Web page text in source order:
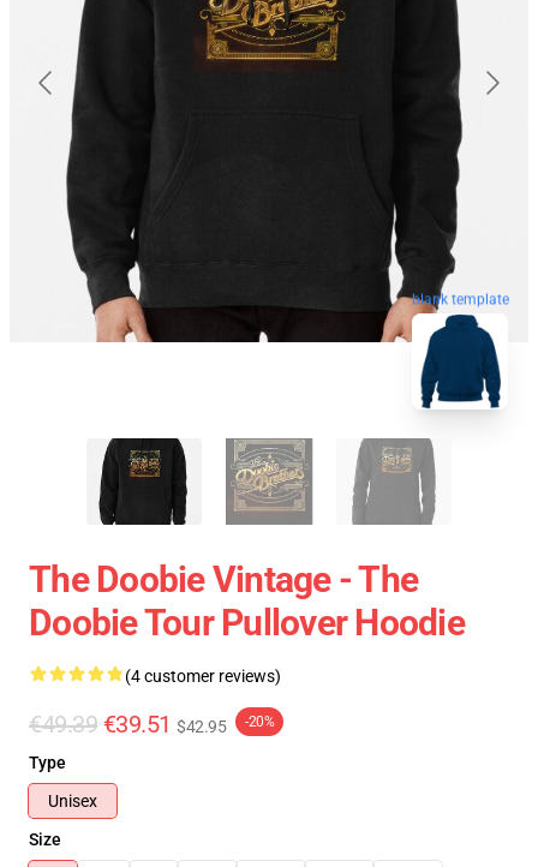
blank template
The Doobie Vintage - The
Doobie Tour Pullover Hoodie
(4 customer reviews)
€49.39 €39.51 $42.95 -20%
Type
Unisex
Size